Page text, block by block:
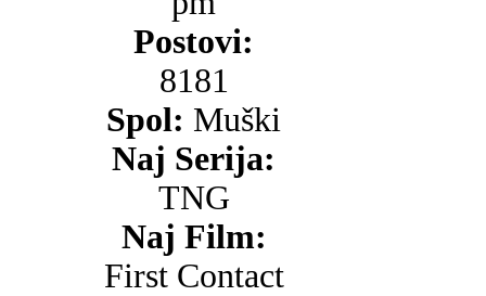
Postovi:
8181
Spol: Muški
Naj Serija:
TNG
Naj Film:
First Contact